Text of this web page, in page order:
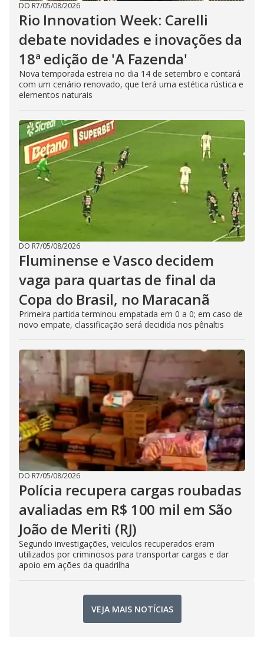
DO R7/05/08/2026
Rio Innovation Week: Carelli
debate novidades e inovações da
18ª edição de 'A Fazenda'
Nova temporada estreia no dia 14 de setembro e contará
com um cenário renovado, que terá uma estética rústica e
elementos naturais
DO R7/05/08/2026
Fluminense e Vasco decidem
vaga para quartas de final da
Copa do Brasil, no Maracanã
Primeira partida terminou empatada em 0 a 0; em caso de
novo empate, classificação será decidida nos pênaltis
DO R7/05/08/2026
Polícia recupera cargas roubadas
avaliadas em R$ 100 mil em São
João de Meriti (RJ)
Segundo investigações, veiculos recuperados eram
utilizados por criminosos para transportar cargas e dar
apoio em ações da quadrilha
VEJA MAIS NOTÍCIAS